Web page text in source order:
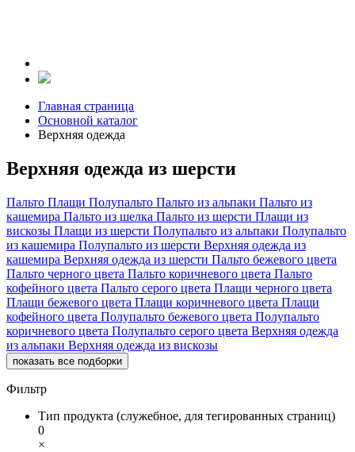
Главная страница
Основной каталог
Верхняя одежда
Верхняя одежда из шерсти
Пальто Плащи Полупальто Пальто из альпаки Пальто из
кашемира Пальто из шелка Пальто из шерсти Плащи из
вискозы Плащи из шерсти Полупальто из альпаки Полупальто
из кашемира Полупальто из шерсти Верхняя одежда из
кашемира Верхняя одежда из шерсти Пальто бежевого цвета
Пальто черного цвета Пальто коричневого цвета Пальто
кофейного цвета Пальто серого цвета Плащи черного цвета
Плащи бежевого цвета Плащи коричневого цвета Плащи
кофейного цвета Полупальто бежевого цвета Полупальто
коричневого цвета Полупальто серого цвета Верхняя одежда
из альпаки Верхняя одежда из вискозы
показать все подборки
Фильтр
Тип продукта (служебное, для тегированных страниц)
0
×